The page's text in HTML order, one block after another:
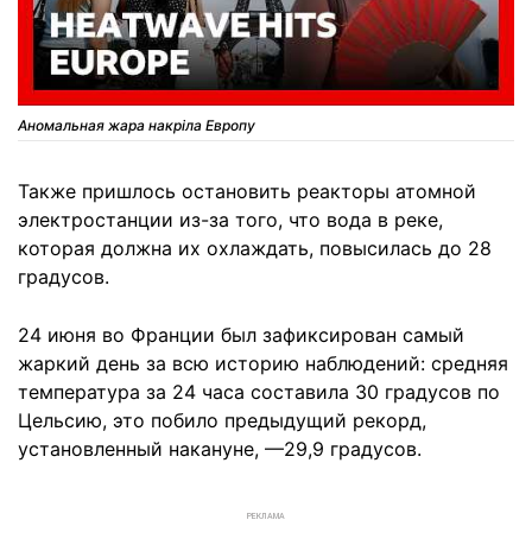
Аномальная жара накріла Европу
Также пришлось остановить реакторы атомной
электростанции из-за того, что вода в реке,
которая должна их охлаждать, повысилась до 28
градусов.
24 июня во Франции был зафиксирован самый
жаркий день за всю историю наблюдений: средняя
температура за 24 часа составила 30 градусов по
Цельсию, это побило предыдущий рекорд,
установленный накануне, —29,9 градусов.
РЕКЛАМА